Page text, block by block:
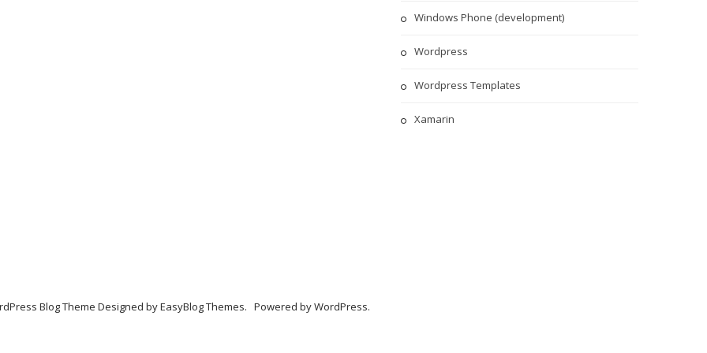
Windows Phone (development)
Wordpress
Wordpress Templates
Xamarin
Blog Theme Designed byEasyBlog Themes. Powered byWordPress.